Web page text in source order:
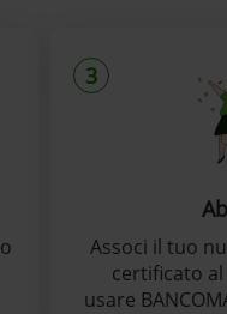
3
Associ il tuo
certificato
usare